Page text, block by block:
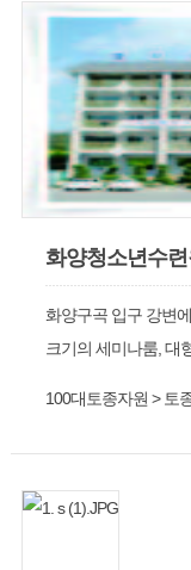
화양청소년수련
화양구곡 입구 강변
크기의 세미나룸, 대
100대토종자원 > 토